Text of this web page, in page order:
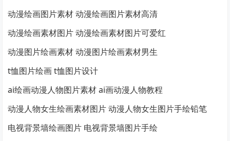
动漫绘画图片素材 动漫绘画图片素材高清
动漫绘画素材图片 动漫绘画素材图片可爱红
动漫图片绘画素材 动漫图片绘画素材男生
t恤图片绘画 t恤图片设计
ai绘画动漫人物图片素材 ai画动漫人物教程
动漫人物女生绘画素材图片 动漫人物女生图片手绘铅笔
电视背景墙绘画图片 电视背景墙图片手绘